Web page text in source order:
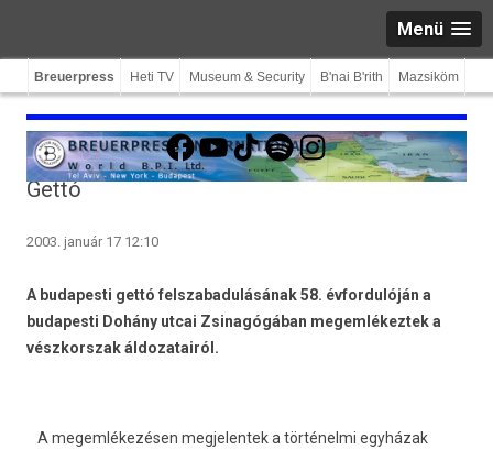
Menü
Breuerpress Heti TV Museum & Security B'nai B'rith Mazsiköm
Facebook
YouTube
TikTokSpotifyInstagram
Gettó
2003. január 17 12:10
A budapesti gettó felszabadulásának 58. évfordulóján a
budapesti Dohány utcai Zsinagógában megemlékeztek a
vészkorszak áldozatairól.
A megemlékezésen megjelentek a történelmi egyházak